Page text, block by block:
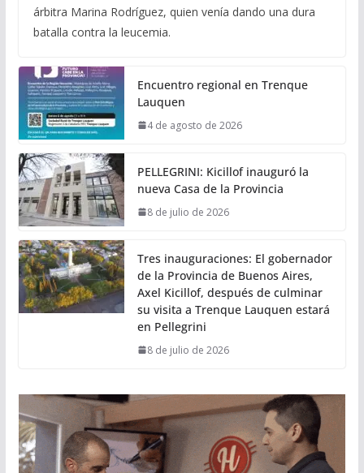
árbitra Marina Rodríguez, quien venía dando una dura
batalla contra la leucemia.
Encuentro regional en Trenque
Lauquen
4 de agosto de 2026
PELLEGRINI: Kicillof inauguró la
nueva Casa de la Provincia
8 de julio de 2026
Tres inauguraciones: El gobernador
de la Provincia de Buenos Aires,
Axel Kicillof, después de culminar
su visita a Trenque Lauquen estará
en Pellegrini
8 de julio de 2026